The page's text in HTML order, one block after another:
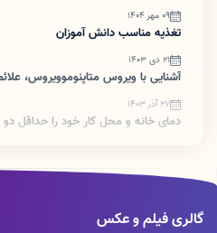
09 مهر 1404
تغذیه مناسب دانش آموزان
21 دی 1403
آشنایی با ویروس متاپنوموویروس،
27 آذر 1403
دمای خانه و‌ محل کار خود را حداقل دو
حمایت از زوجین نابارور با ارائه
«روغن مناسب، غذای سالم، خانواده
گالری فیلم و عکس